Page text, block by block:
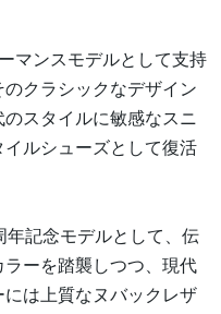
マンスモデルとして支持
クラシックなデザイン
スタイルに敏感なスニ
ルシューズとして復活
記念モデルとして、伝
ーを踏襲しつつ、現代
は上質なヌバックレザ